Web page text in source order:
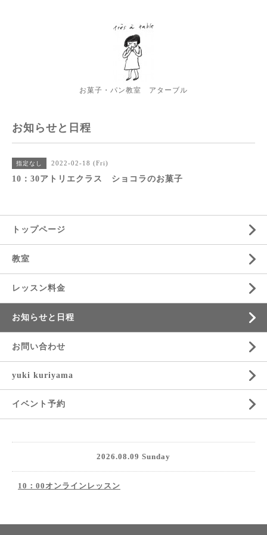
お菓子・パン教室 アターブル
お知らせと日程
指定なし 2022-02-18 (Fri)
10：30アトリエクラス ショコラのお菓子
トップページ
教室
レッスン料金
お知らせと日程
お問い合わせ
yuki kuriyama
イベント予約
2026.08.09 Sunday
10：00オンラインレッスン